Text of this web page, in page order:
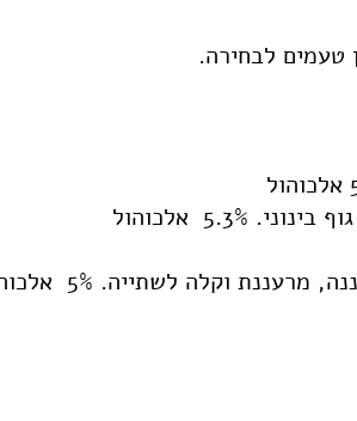
טעמים לבחירה.
אלכוהול
וקלה לשתייה. 5% אלכוהול